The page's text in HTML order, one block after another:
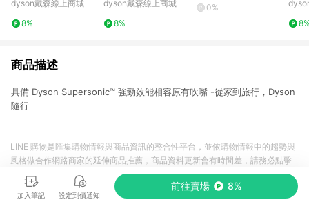
dyson戴森線上商城
8%
dyson戴森線上商城
8%
禁送 DS016777
0%
商品描述
具備 Dyson Supersonic™ 強勁效能相容原有吹嘴 -從家到旅行，Dyson
隨行
加入筆記 設定到價通知
前往賣場 8%
LINE 購物是匯集購物情報與商品資訊的整合性平台，並依購物情報中的趨勢與
風格做合作網路商家的延伸商品推薦，商品資料更新會有時間差，請務必點擊
商品至各合作網路商家，確認現售價與購物條件，一切資訊以合作廠商網頁為
準。